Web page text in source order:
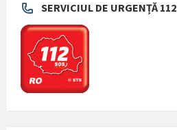
SERVICIUL DE URGENȚĂ 112